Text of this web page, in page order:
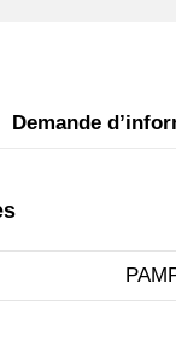
Demande